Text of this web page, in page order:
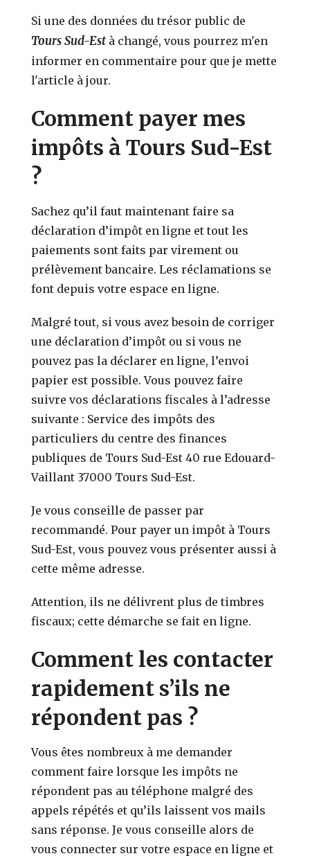
Si une des données du trésor public de
Tours Sud-Est à changé, vous pourrez m'en
informer en commentaire pour que je mette
l'article à jour.
Comment payer mes
impôts à Tours Sud-Est
?
Sachez qu’il faut maintenant faire sa
déclaration d’impôt en ligne et tout les
paiements sont faits par virement ou
prélèvement bancaire. Les réclamations se
font depuis votre espace en ligne.
Malgré tout, si vous avez besoin de corriger
une déclaration d’impôt ou si vous ne
pouvez pas la déclarer en ligne, l’envoi
papier est possible. Vous pouvez faire
suivre vos déclarations fiscales à l’adresse
suivante : Service des impôts des
particuliers du centre des finances
publiques de Tours Sud-Est 40 rue Edouard-
Vaillant 37000 Tours Sud-Est.
Je vous conseille de passer par
recommandé. Pour payer un impôt à Tours
Sud-Est, vous pouvez vous présenter aussi à
cette même adresse.
Attention, ils ne délivrent plus de timbres
fiscaux; cette démarche se fait en ligne.
Comment les contacter
rapidement s’ils ne
répondent pas ?
Vous êtes nombreux à me demander
comment faire lorsque les impôts ne
répondent pas au téléphone malgré des
appels répétés et qu’ils laissent vos mails
sans réponse. Je vous conseille alors de
vous connecter sur votre espace en ligne et